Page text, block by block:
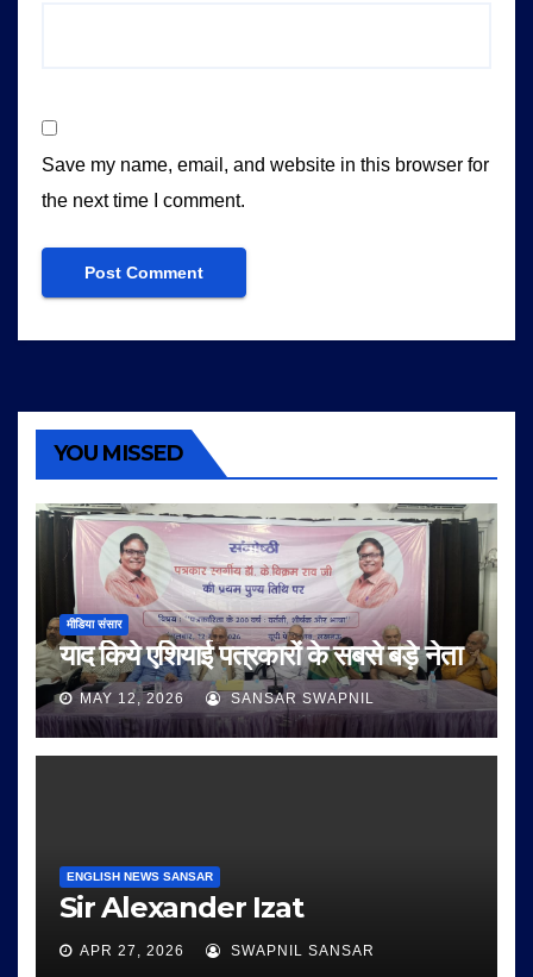
Save my name, email, and website in this browser for
the next time I comment.
YOU MISSED
मीडिया संसार
याद किये एशियाई पत्रकारों के सबसे बड़े नेता
MAY 12, 2026 SANSAR SWAPNIL
ENGLISH NEWS SANSAR
Sir Alexander Izat
APR 27, 2026 SWAPNIL SANSAR